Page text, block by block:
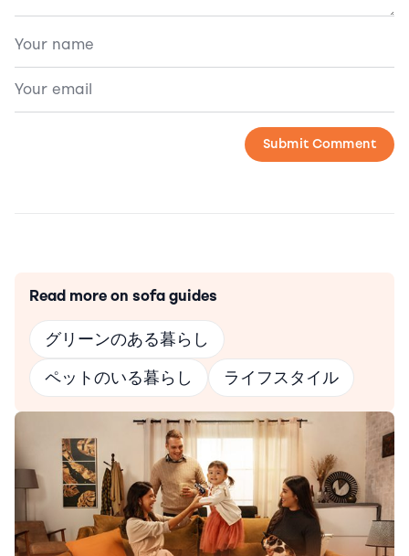
Read more on sofa guides
グリーンのある暮らし
ペットのいる暮らし
ライフスタイル